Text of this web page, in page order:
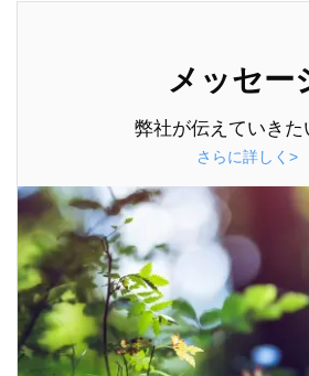
メッセー
弊社が伝えていきた
さらに詳しく>